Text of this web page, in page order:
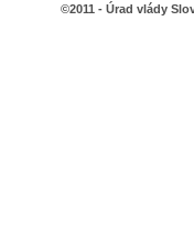
©2011 - Úrad vlády